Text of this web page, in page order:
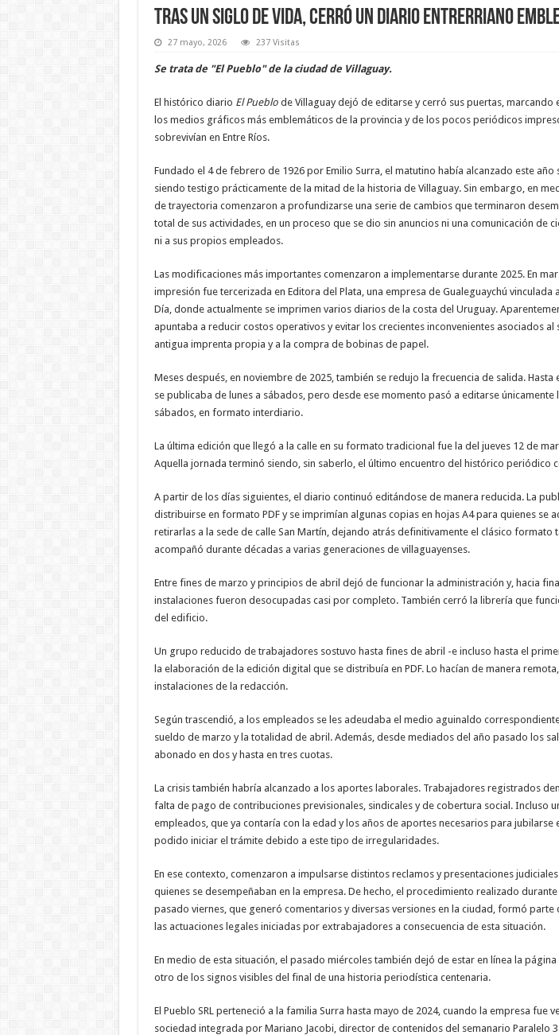
Tras un siglo de vida, cerró un diario entrerriano
27 mayo, 2026 237 Visitas
Se trata de "El Pueblo" de la ciudad de Villaguay.
El histórico diario El Pueblode Villaguay dejó de editarse y cerró sus puertas, marcando
los medios gráficos más emblemáticos de la provincia y de los pocos periódicos
sobrevivían en Entre Ríos.
Fundado el 4 de febrero de 1926 por Emilio Surra, el matutino había alcanzado este año
siendo testigo prácticamente de la mitad de la historia de Villaguay. Sin embargo, en
de trayectoria comenzaron a profundizarse una serie de cambios que terminaron
total de sus actividades, en un proceso que se dio sin anuncios ni una comunicación de
ni a sus propios empleados.
Las modificaciones más importantes comenzaron a implementarse durante 2025. En
impresión fue tercerizada en Editora del Plata, una empresa de Gualeguaychú vinculada
Día, donde actualmente se imprimen varios diarios de la costa del Uruguay.
apuntaba a reducir costos operativos y evitar los crecientes inconvenientes asociados al
antigua imprenta propia y a la compra de bobinas de papel.
Meses después, en noviembre de 2025, también se redujo la frecuencia de salida. Hasta
se publicaba de lunes a sábados, pero desde ese momento pasó a editarse únicamente
sábados, en formato interdiario.
La última edición que llegó a la calle en su formato tradicional fue la del jueves 12 de
Aquella jornada terminó siendo, sin saberlo, el último encuentro del histórico periódico
A partir de los días siguientes, el diario continuó editándose de manera reducida. La
distribuirse en formato PDF y se imprimían algunas copias en hojas A4 para quienes se
retirarlas a la sede de calle San Martín, dejando atrás definitivamente el clásico formato
acompañó durante décadas a varias generaciones de villaguayenses.
Entre fines de marzo y principios de abril dejó de funcionar la administración y, hacia
instalaciones fueron desocupadas casi por completo. También cerró la librería que
del edificio.
Un grupo reducido de trabajadores sostuvo hasta fines de abril -e incluso hasta el
la elaboración de la edición digital que se distribuía en PDF. Lo hacían de manera
instalaciones de la redacción.
Según trascendió, a los empleados se les adeudaba el medio aguinaldo
sueldo de marzo y la totalidad de abril. Además, desde mediados del año pasado los
abonado en dos y hasta en tres cuotas.
La crisis también habría alcanzado a los aportes laborales. Trabajadores registrados
falta de pago de contribuciones previsionales, sindicales y de cobertura social. Incluso
empleados, que ya contaría con la edad y los años de aportes necesarios para jubilarse
podido iniciar el trámite debido a este tipo de irregularidades.
En ese contexto, comenzaron a impulsarse distintos reclamos y presentaciones
quienes se desempeñaban en la empresa. De hecho, el procedimiento realizado durante
pasado viernes, que generó comentarios y diversas versiones en la ciudad, formó parte
las actuaciones legales iniciadas por extrabajadores a consecuencia de esta situación.
En medio de esta situación, el pasado miércoles también dejó de estar en línea la
otro de los signos visibles del final de una historia periodística centenaria.
El Pueblo SRL perteneció a la familia Surra hasta mayo de 2024, cuando la empresa fue
sociedad integrada por Mariano Jacobi, director de contenidos del semanario Paralelo